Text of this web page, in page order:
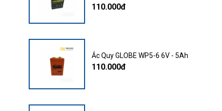
110.000đ
Ắc Quy GLOBE WP5-6 6V - 5Ah
110.000đ